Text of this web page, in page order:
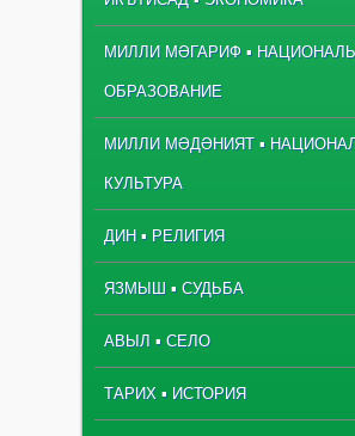
МИЛЛИ МӘГАРИФ ▪
ОБРАЗОВАНИЕ
МИЛЛИ МӘДӘНИЯТ ▪
КУЛЬТУРА
ДИН ▪ РЕЛИГИЯ
ЯЗМЫШ ▪ СУДЬБА
АВЫЛ ▪ СЕЛО
ТАРИХ ▪ ИСТОРИЯ